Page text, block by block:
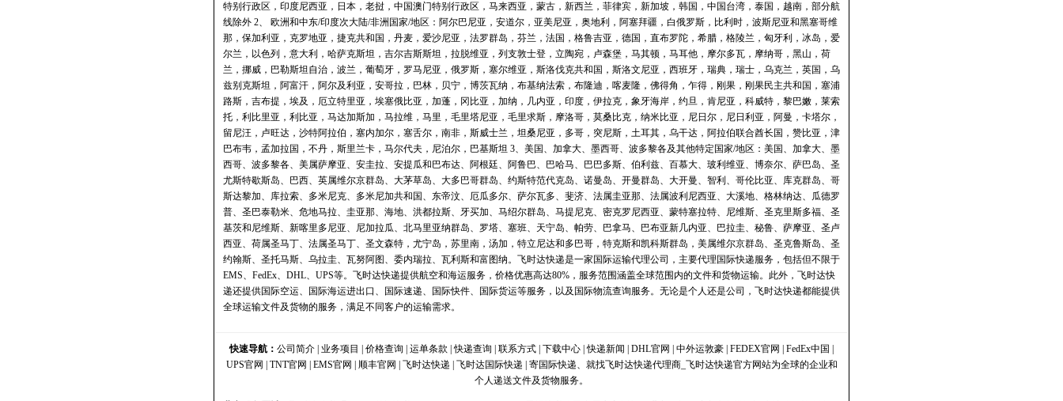
特别行政区，印度尼西亚，日本，老挝，中国澳门特别行政区，马来西亚，蒙古，新西兰，菲律宾，新加坡，韩国，中国台湾，泰国，越南，部分航
线除外 2、 欧洲和中东/印度次大陆/非洲国家/地区：阿尔巴尼亚，安道尔，亚美尼亚，奥地利，阿塞拜疆，白俄罗斯，比利时，波斯尼亚和黑塞哥维
那，保加利亚，克罗地亚，捷克共和国，丹麦，爱沙尼亚，法罗群岛，芬兰，法国，格鲁吉亚，德国，直布罗陀，希腊，格陵兰，匈牙利，冰岛，爱
尔兰，以色列，意大利，哈萨克斯坦，吉尔吉斯斯坦，拉脱维亚，列支敦士登，立陶宛，卢森堡，马其顿，马耳他，摩尔多瓦，摩纳哥，黑山，荷
兰，挪威，巴勒斯坦自治，波兰，葡萄牙，罗马尼亚，俄罗斯，塞尔维亚，斯洛伐克共和国，斯洛文尼亚，西班牙，瑞典，瑞士，乌克兰，英国，乌
兹别克斯坦，阿富汗，阿尔及利亚，安哥拉，巴林，贝宁，博茨瓦纳，布基纳法索，布隆迪，喀麦隆，佛得角，乍得，刚果，刚果民主共和国，塞浦
路斯，吉布提，埃及，厄立特里亚，埃塞俄比亚，加蓬，冈比亚，加纳，几内亚，印度，伊拉克，象牙海岸，约旦，肯尼亚，科威特，黎巴嫩，莱索
托，利比里亚，利比亚，马达加斯加，马拉维，马里，毛里塔尼亚，毛里求斯，摩洛哥，莫桑比克，纳米比亚，尼日尔，尼日利亚，阿曼，卡塔尔，
留尼汪，卢旺达，沙特阿拉伯，塞内加尔，塞舌尔，南非，斯威士兰，坦桑尼亚，多哥，突尼斯，土耳其，乌干达，阿拉伯联合酋长国，赞比亚，津
巴布韦，孟加拉国，不丹，斯里兰卡，马尔代夫，尼泊尔，巴基斯坦 3、美国、加拿大、墨西哥、波多黎各及其他特定国家/地区：美国、加拿大、墨
西哥、波多黎各、美属萨摩亚、安圭拉、安提瓜和巴布达、阿根廷、阿鲁巴、巴哈马、巴巴多斯、伯利兹、百慕大、玻利维亚、博奈尔、萨巴岛、圣
尤斯特歇斯岛、巴西、英属维尔京群岛、大茅草岛、大多巴哥群岛、约斯特范代克岛、诺曼岛、开曼群岛、大开曼、智利、哥伦比亚、库克群岛、哥
斯达黎加、库拉索、多米尼克、多米尼加共和国、东帝汶、厄瓜多尔、萨尔瓦多、斐济、法属圭亚那、法属波利尼西亚、大溪地、格林纳达、瓜德罗
普、圣巴泰勒米、危地马拉、圭亚那、海地、洪都拉斯、牙买加、马绍尔群岛、马提尼克、密克罗尼西亚、蒙特塞拉特、尼维斯、圣克里斯多福、圣
基茨和尼维斯、新喀里多尼亚、尼加拉瓜、北马里亚纳群岛、罗塔、塞班、天宁岛、帕劳、巴拿马、巴布亚新几内亚、巴拉圭、秘鲁、萨摩亚、圣卢
西亚、荷属圣马丁、法属圣马丁、圣文森特，尤宁岛，苏里南，汤加，特立尼达和多巴哥，特克斯和凯科斯群岛，美属维尔京群岛、圣克鲁斯岛、圣
约翰斯、圣托马斯、乌拉圭、瓦努阿图、委内瑞拉、瓦利斯和富图纳。飞时达快递是一家国际运输代理公司，主要代理国际快递服务，包括但不限于
EMS、FedEx、DHL、UPS等。飞时达快递提供航空和海运服务，价格优惠高达80%，服务范围涵盖全球范围内的文件和货物运输。此外，飞时达快
递还提供国际空运、国际海运进出口、国际速递、国际快件、国际货运等服务，以及国际物流查询服务。无论是个人还是公司，飞时达快递都能提供
全球运输文件及货物的服务，满足不同客户的运输需求。
快速导航： 公司简介 业务项目 价格查询 运单条款 |快递查询 联系方式 下载中心 |快递新闻 DHL官网 中外运敦豪 FEDEX官网 FedEx中国
UPS官网
TNT官网 EMS官网 顺丰官网 飞时达快递 飞时达国际快递 | 寄国际快递、就找飞时达快递代理商_飞时达快递官方网站为全球的企业和
个人递送文件及货物服务。